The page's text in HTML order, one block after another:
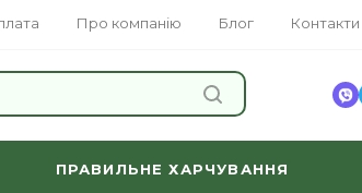
Про компанію Блог Контакти
ПРАВИЛЬНЕ ХАРЧУВАННЯ